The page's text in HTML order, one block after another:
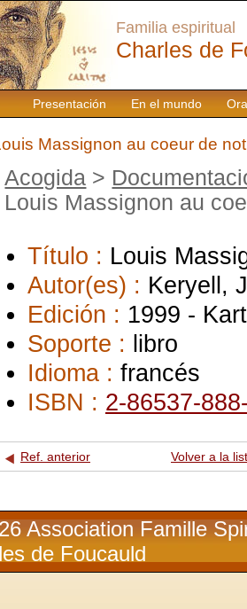
Presentación En el mundo
Familia espiritual
Charles de
Massignon au coeur de
Acogida >
Louis Massignon au
Título : Louis
Autor(es) : Keryell,
Edición : 1999 -
Soporte : libro
Idioma : francés
ISBN : 2-86537-
Ref. anterior Volver a la
Association Famille
de Foucauld